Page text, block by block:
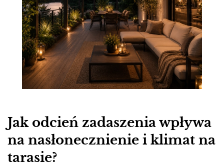
Jak odcień zadaszenia wpływa
na nasłonecznienie i klimat na
tarasie?